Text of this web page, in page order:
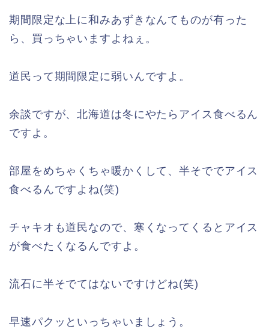
期間限定な上に和みあずきなんてものが有った
ら、買っちゃいますよねぇ。
道民って期間限定に弱いんですよ。
余談ですが、北海道は冬にやたらアイス食べるん
ですよ。
部屋をめちゃくちゃ暖かくして、半そででアイス
食べるんですよね(笑)
チャキオも道民なので、寒くなってくるとアイス
が食べたくなるんですよ。
流石に半そでてはないですけどね(笑)
早速パクッといっちゃいましょう。